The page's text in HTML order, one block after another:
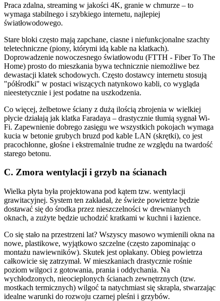
Praca zdalna, streaming w jakości 4K, granie w chmurze – to
wymaga stabilnego i szybkiego internetu, najlepiej
światłowodowego.
Stare bloki często mają zapchane, ciasne i niefunkcjonalne szachty
teletechniczne (piony, którymi idą kable na klatkach).
Doprowadzenie nowoczesnego światłowodu (FTTH - Fiber To The
Home) prosto do mieszkania bywa technicznie niemożliwe bez
dewastacji klatek schodowych. Często dostawcy internetu stosują
"półśrodki" w postaci wiszących natynkowo kabli, co wygląda
nieestetycznie i jest podatne na uszkodzenia.
Co więcej, żelbetowe ściany z dużą ilością zbrojenia w wielkiej
płycie działają jak klatka Faradaya – drastycznie tłumią sygnał Wi-
Fi. Zapewnienie dobrego zasięgu we wszystkich pokojach wymaga
kucia w betonie grubych bruzd pod kable LAN (skrętki), co jest
pracochłonne, głośne i ekstremalnie trudne ze względu na twardość
starego betonu.
C. Zmora wentylacji i grzyb na ścianach
Wielka płyta była projektowana pod kątem tzw. wentylacji
grawitacyjnej. System ten zakładał, że świeże powietrze będzie
dostawać się do środka przez nieszczelności w drewnianych
oknach, a zużyte będzie uchodzić kratkami w kuchni i łazience.
Co się stało na przestrzeni lat? Wszyscy masowo wymienili okna na
nowe, plastikowe, wyjątkowo szczelne (często zapominając o
montażu nawiewników). Skutek jest opłakany. Obieg powietrza
całkowicie się zatrzymał. W mieszkaniach drastycznie rośnie
poziom wilgoci z gotowania, prania i oddychania. Na
wychłodzonych, nieocieplonych ścianach zewnętrznych (tzw.
mostkach termicznych) wilgoć ta natychmiast się skrapla, stwarzając
idealne warunki do rozwoju czarnej pleśni i grzybów.